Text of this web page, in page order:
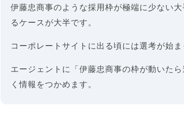
伊藤忠商事のような採用枠が極端に少ない
るケースが大半です。
コーポレートサイトに出る頃には選考が始
エージェントに「伊藤忠商事の枠が動いた
く情報をつかめます。